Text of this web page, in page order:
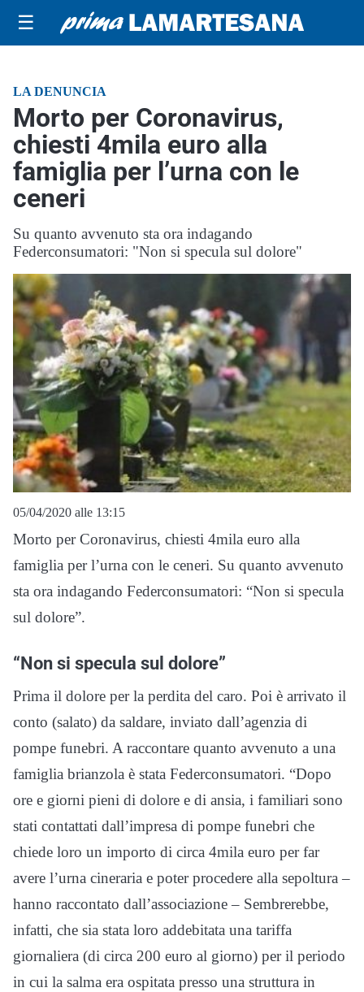
☰
LA DENUNCIA
Morto per Coronavirus,
chiesti 4mila euro alla
famiglia per l’urna con le
ceneri
Su quanto avvenuto sta ora indagando
Federconsumatori: "Non si specula sul dolore"
05/04/2020 alle 13:15
Morto per Coronavirus, chiesti 4mila euro alla
famiglia per l’urna con le ceneri. Su quanto avvenuto
sta ora indagando Federconsumatori: “Non si specula
sul dolore”.
“Non si specula sul dolore”
Prima il dolore per la perdita del caro. Poi è arrivato il
conto (salato) da saldare, inviato dall’agenzia di
pompe funebri. A raccontare quanto avvenuto a una
famiglia brianzola è stata Federconsumatori. “Dopo
ore e giorni pieni di dolore e di ansia, i familiari sono
stati contattati dall’impresa di pompe funebri che
chiede loro un importo di circa 4mila euro per far
avere l’urna cineraria e poter procedere alla sepoltura –
hanno raccontato dall’associazione – Sembrerebbe,
infatti, che sia stata loro addebitata una tariffa
giornaliera (di circa 200 euro al giorno) per il periodo
in cui la salma era ospitata presso una struttura in